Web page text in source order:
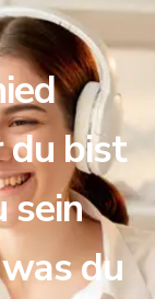
du bist
sein
du